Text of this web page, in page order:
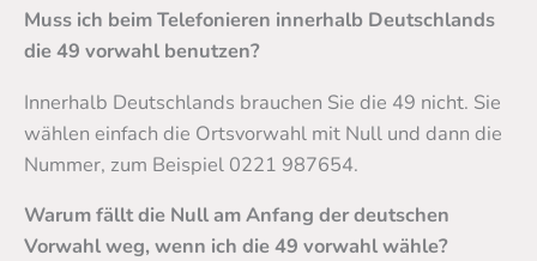
Muss ich beim Telefonieren innerhalb Deutschlands
die 49 vorwahl benutzen?
Innerhalb Deutschlands brauchen Sie die 49 nicht. Sie
wählen einfach die Ortsvorwahl mit Null und dann die
Nummer, zum Beispiel 0221 987654.
Warum fällt die Null am Anfang der deutschen
Vorwahl weg, wenn ich die 49 vorwahl wähle?